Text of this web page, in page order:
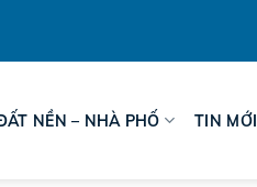
NỀN – NHÀ PHỐ TIN MỚI